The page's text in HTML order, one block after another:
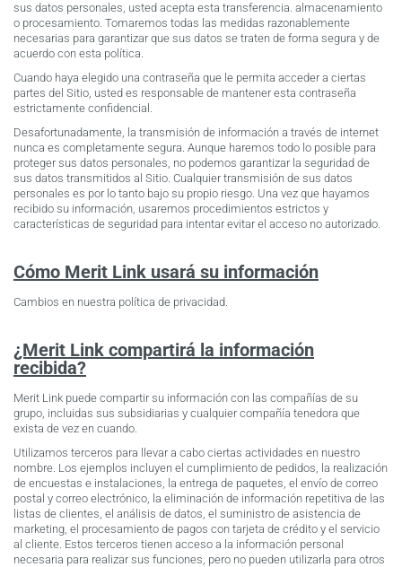
sus datos personales, usted acepta esta transferencia. almacenamiento
o procesamiento. Tomaremos todas las medidas razonablemente
necesarias para garantizar que sus datos se traten de forma segura y de
acuerdo con esta política.
Cuando haya elegido una contraseña que le permita acceder a ciertas
partes del Sitio, usted es responsable de mantener esta contraseña
estrictamente confidencial.
Desafortunadamente, la transmisión de información a través de internet
nunca es completamente segura. Aunque haremos todo lo posible para
proteger sus datos personales, no podemos garantizar la seguridad de
sus datos transmitidos al Sitio. Cualquier transmisión de sus datos
personales es por lo tanto bajo su propio riesgo. Una vez que hayamos
recibido su información, usaremos procedimientos estrictos y
características de seguridad para intentar evitar el acceso no autorizado.
Cómo Merit Link usará su información
Cambios en nuestra política de privacidad.
¿Merit Link compartirá la información
recibida?
Merit Link puede compartir su información con las compañías de su
grupo, incluidas sus subsidiarias y cualquier compañía tenedora que
exista de vez en cuando.
Utilizamos terceros para llevar a cabo ciertas actividades en nuestro
nombre. Los ejemplos incluyen el cumplimiento de pedidos, la realización
de encuestas e instalaciones, la entrega de paquetes, el envío de correo
postal y correo electrónico, la eliminación de información repetitiva de las
listas de clientes, el análisis de datos, el suministro de asistencia de
marketing, el procesamiento de pagos con tarjeta de crédito y el servicio
al cliente. Estos terceros tienen acceso a la información personal
necesaria para realizar sus funciones, pero no pueden utilizarla para otros